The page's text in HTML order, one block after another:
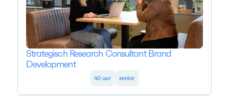
Strategisch Research Consultant Brand
Development
40 uur senior